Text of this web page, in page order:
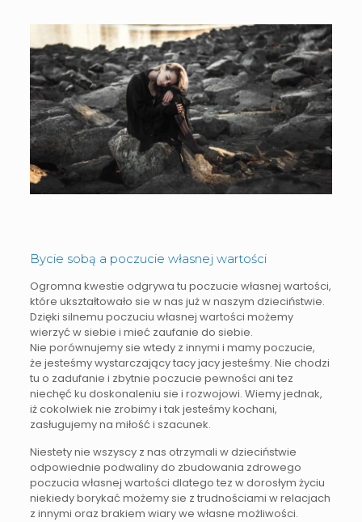
Bycie sobą a poczucie własnej wartości
Ogromna kwestie odgrywa tu poczucie własnej wartości,
które ukształtowało sie w nas już w naszym dzieciństwie.
Dzięki silnemu poczuciu własnej wartości możemy
wierzyć w siebie i mieć zaufanie do siebie.
Nie porównujemy sie wtedy z innymi i mamy poczucie,
że jesteśmy wystarczający tacy jacy jesteśmy. Nie chodzi
tu o zadufanie i zbytnie poczucie pewności ani tez
niechęć ku doskonaleniu sie i rozwojowi. Wiemy jednak,
iż cokolwiek nie zrobimy i tak jesteśmy kochani,
zasługujemy na miłość i szacunek.
Niestety nie wszyscy z nas otrzymali w dzieciństwie
odpowiednie podwaliny do zbudowania zdrowego
poczucia własnej wartości dlatego tez w dorosłym życiu
niekiedy borykać możemy sie z trudnościami w relacjach
z innymi oraz brakiem wiary we własne możliwości.